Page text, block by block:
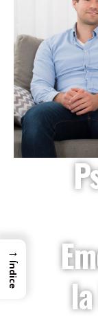
→
Índice